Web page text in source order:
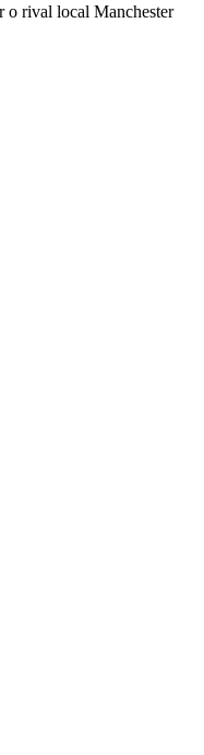
o rival local Manchester